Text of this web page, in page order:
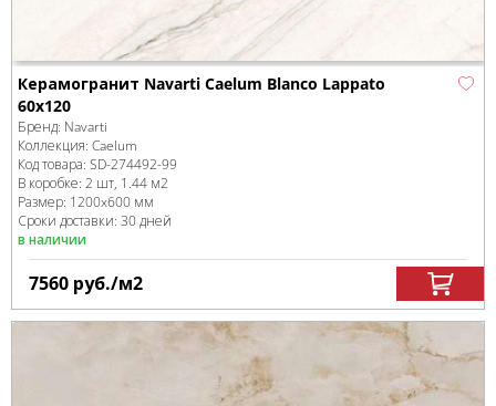
Керамогранит Navarti Caelum Blanco Lappato
60x120
Бренд: Navarti
Коллекция: Caelum
Код товара: SD-274492-99
В коробке: 2 шт, 1.44 м2
Размер: 1200x600 мм
Сроки доставки: 30 дней
в наличии
7560 руб./м2